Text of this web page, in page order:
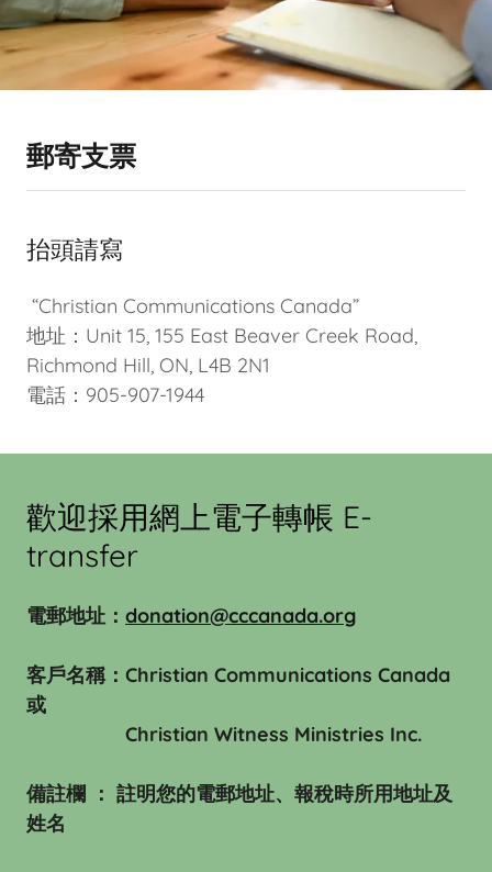
郵寄支票
抬頭請寫
“Christian Communications Canada”
地址：Unit 15, 155 East Beaver Creek Road,
Richmond Hill, ON, L4B 2N1
電話：905-907-1944
歡迎採用網上電子轉帳 E-
transfer
電郵地址： donation@cccanada.org
客戶名稱：Christian Communications Canada
或
Christian Witness Ministries Inc.
備註欄 ： 註明您的電郵地址、報稅時所用地址及
姓名